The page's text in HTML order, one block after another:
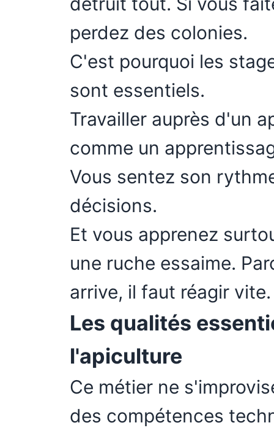
perdez des colonies.
C'est pourquoi les
sont essentiels.
Travailler auprès d'un
comme un
Vous sentez son
décisions.
Et vous apprenez
une ruche essaime.
arrive, il faut réagir
Les qualités
l'apiculture
Ce métier ne
des compétences